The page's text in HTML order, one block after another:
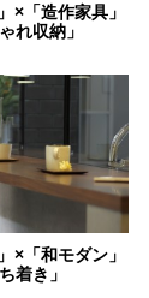
×「造作家具」
れ収納」
×「和モダン」
着き」